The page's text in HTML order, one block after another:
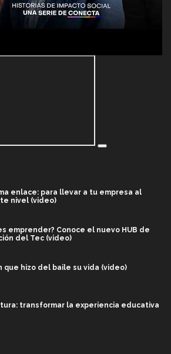
enlace: para llevar a tu empresa al
nivel (video)
emprender? Conoce el nuevo HUB de
del Tec (video)
que hizo del baile su vida (video)
transformar la experiencia educativa